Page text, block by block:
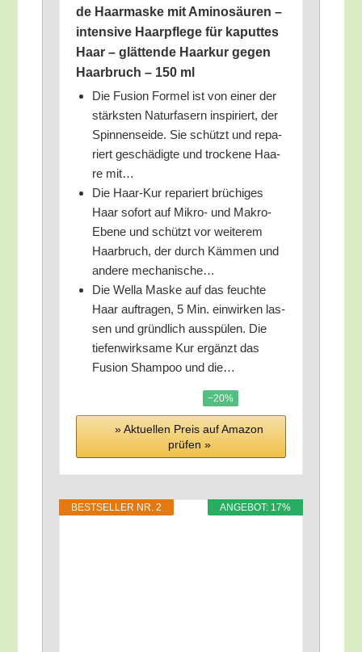
de Haar­mas­ke mit Ami­no­säu­ren –
inten­si­ve Haar­pfle­ge für kaput­tes
Haar – glät­ten­de Haar­kur gegen
Haar­bruch – 150 ml
Die Fusi­on For­mel ist von einer der
stärks­ten Natur­fa­sern inspi­riert, der
Spin­nen­sei­de. Sie schützt und repa­
riert geschä­dig­te und tro­cke­ne Haa­
re mit…
Die Haar-Kur repa­riert brü­chi­ges
Haar sofort auf Mikro- und Makro-
Ebe­ne und schützt vor wei­te­rem
Haar­bruch, der durch Käm­men und
ande­re mechanische…
Die Wel­la Mas­ke auf das feuch­te
Haar auf­tra­gen, 5 Min. ein­wir­ken las­
sen und gründ­lich aus­spü­len. Die
tie­fen­wirk­sa­me Kur ergänzt das
Fusi­on Sham­poo und die…
−20%
» Aktu­el­len Preis auf Ama­zon
prü­fen »
ANGE­BOT: 17%
BEST­SEL­LER NR. 2